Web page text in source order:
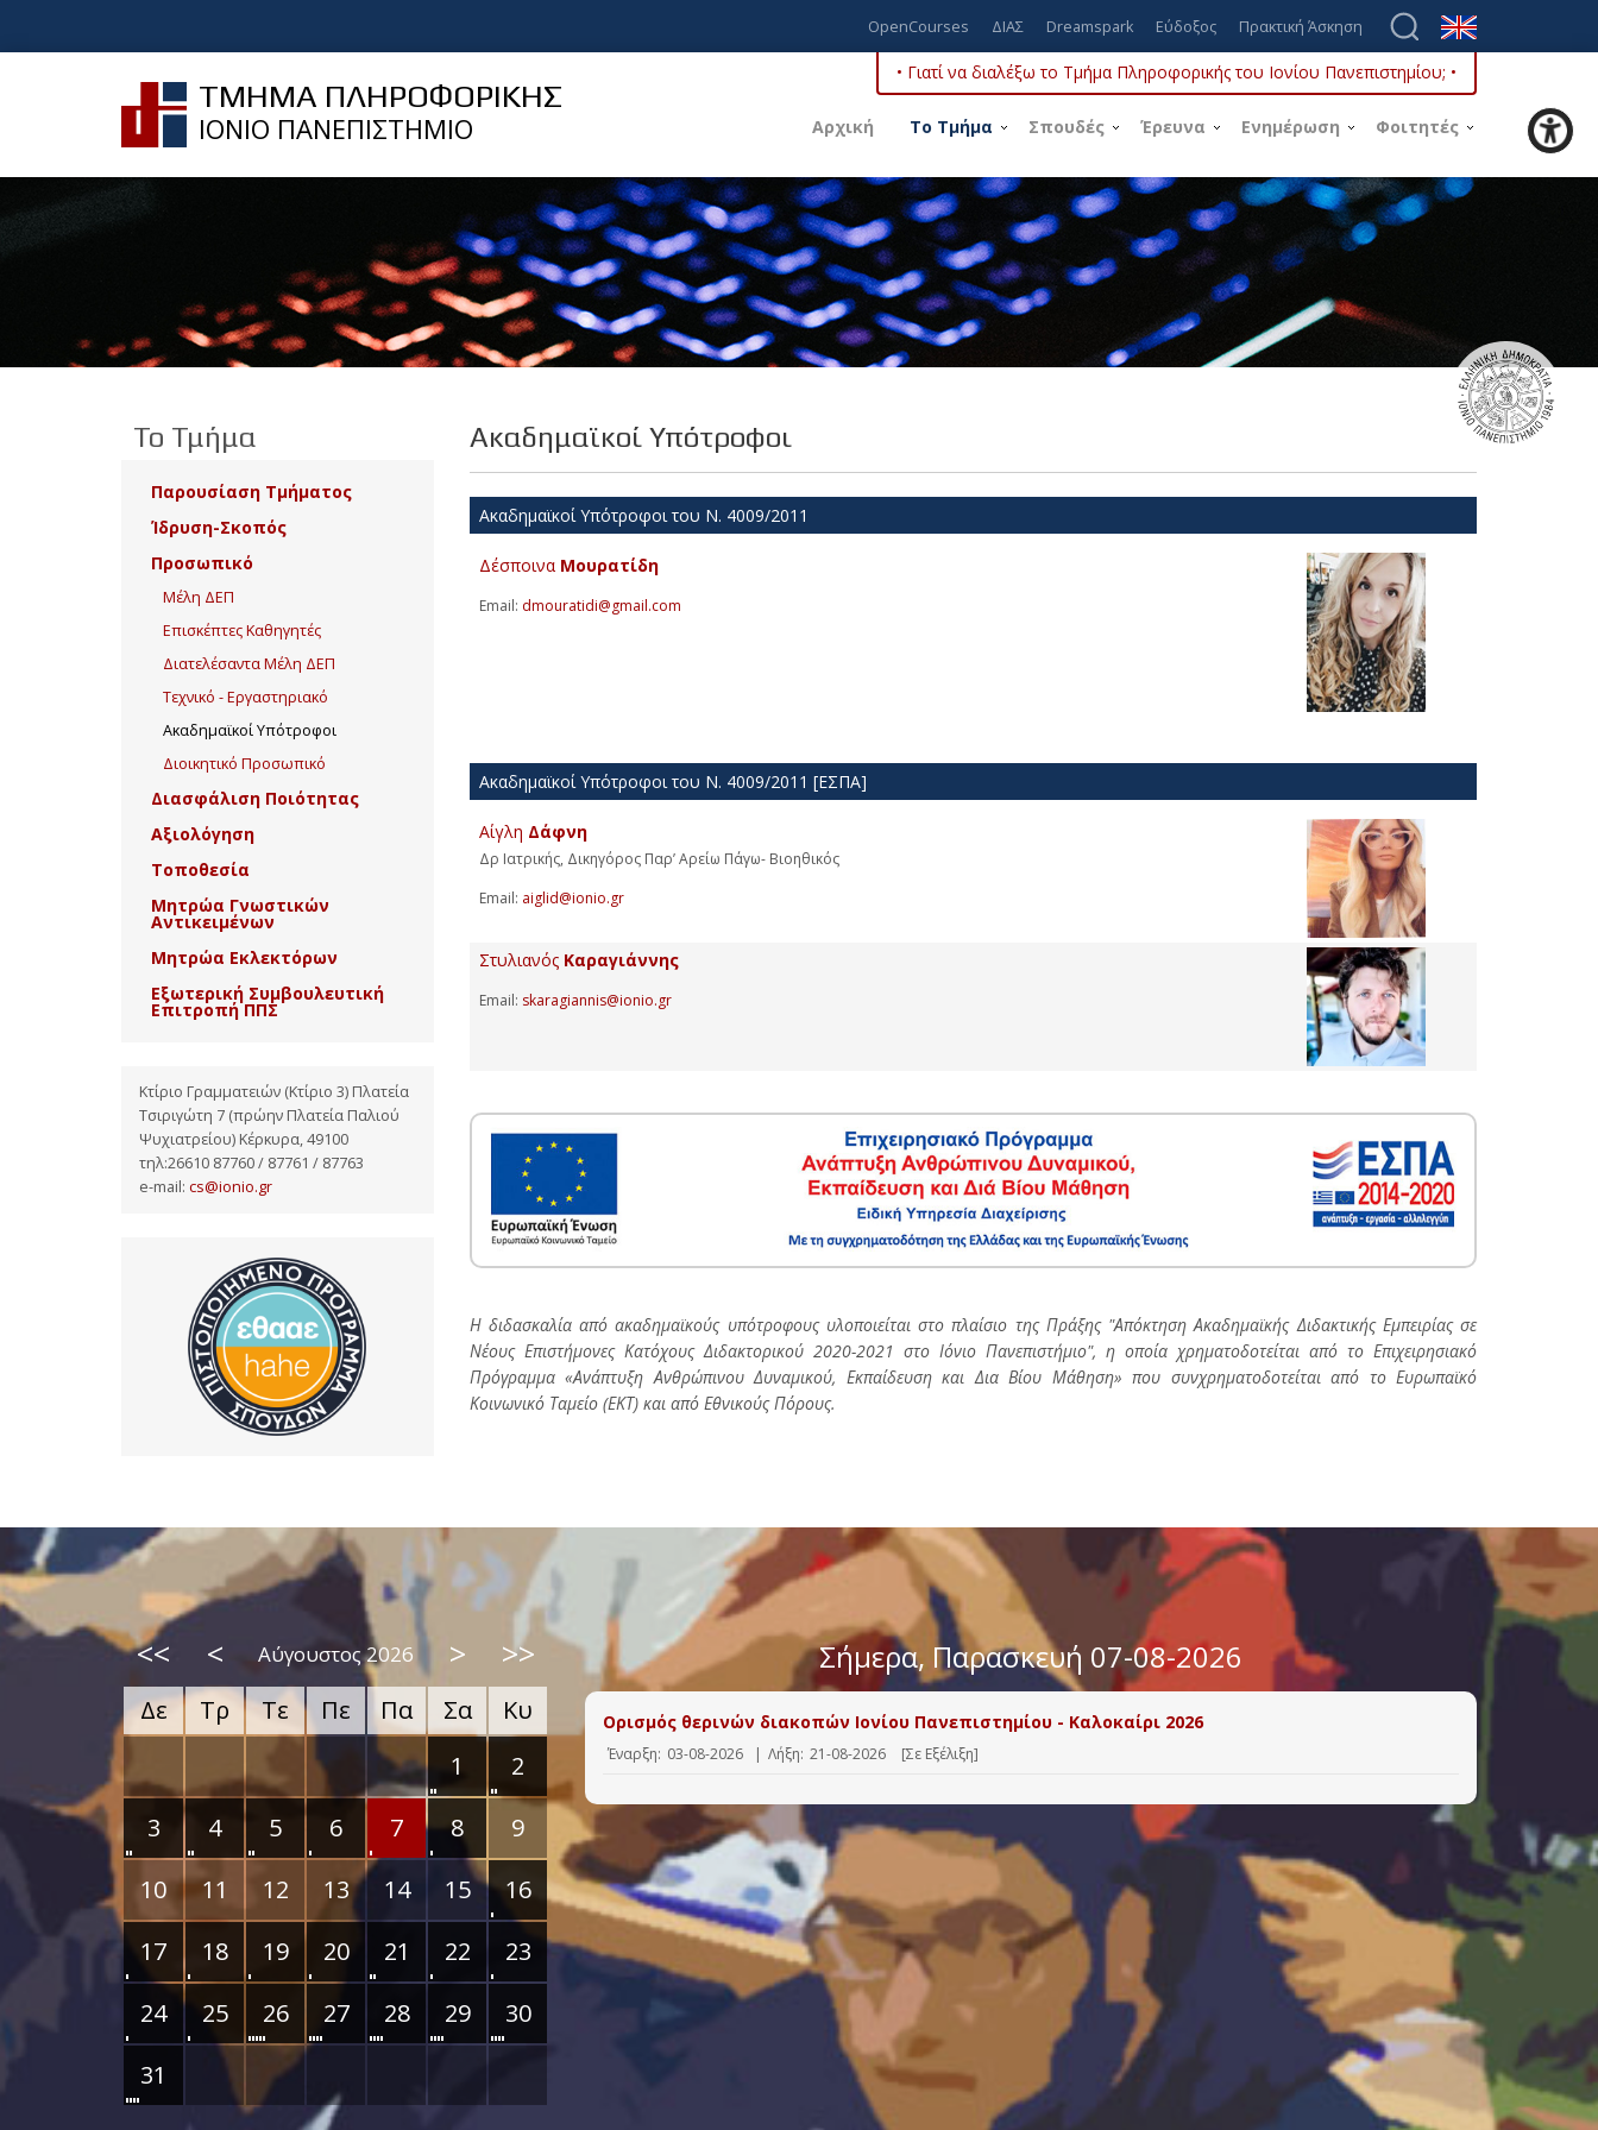
OpenCourses ΔΙΑΣ Dreamspark Εύδοξος Πρακτική Άσκηση
ΤΜΗΜΑ ΠΛΗΡΟΦΟΡΙΚΗΣ
ΙΟΝΙΟ ΠΑΝΕΠΙΣΤΗΜΙΟ
• Γιατί να διαλέξω το Τμήμα Πληροφορικής του Ιονίου Πανεπιστημίου; •
Αρχική Το Τμήμα Σπουδές Έρευνα Ενημέρωση Φοιτητές
Ακαδημαϊκοί Υπότροφοι
Ακαδημαϊκοί Υπότροφοι του Ν. 4009/2011
Δέσποινα Μουρατίδη
Email: dmouratidi@gmail.com
Ακαδημαϊκοί Υπότροφοι του Ν. 4009/2011 [ΕΣΠΑ]
Αίγλη Δάφνη
Δρ Ιατρικής, Δικηγόρος Παρ’ Αρείω Πάγω- Βιοηθικός
Email: aiglid@ionio.gr
Στυλιανός Καραγιάννης
Email: skaragiannis@ionio.gr
Η διδασκαλία από ακαδημαϊκούς υπότροφους υλοποιείται στο πλαίσιο της Πράξης "Απόκτηση Ακαδημαϊκής Διδακτικής Εμπειρίας σε
Νέους Επιστήμονες Κατόχους Διδακτορικού 2020-2021 στο Ιόνιο Πανεπιστήμιο", η οποία χρηματοδοτείται από το Επιχειρησιακό
Πρόγραμμα «Ανάπτυξη Ανθρώπινου Δυναμικού, Εκπαίδευση και Δια Βίου Μάθηση» που συνχρηματοδοτείται από το Ευρωπαϊκό
Κοινωνικό Ταμείο (ΕΚΤ) και από Εθνικούς Πόρους.
Το Τμήμα
Παρουσίαση Τμήματος
Ίδρυση-Σκοπός
Προσωπικό
Μέλη ΔΕΠ
Επισκέπτες Καθηγητές
Διατελέσαντα Μέλη ΔΕΠ
Τεχνικό - Εργαστηριακό
Ακαδημαϊκοί Υπότροφοι
Διοικητικό Προσωπικό
Διασφάλιση Ποιότητας
Αξιολόγηση
Τοποθεσία
Μητρώα Γνωστικών
Αντικειμένων
Μητρώα Εκλεκτόρων
Εξωτερική Συμβουλευτική
Επιτροπή ΠΠΣ
Κτίριο Γραμματειών (Κτίριο 3) Πλατεία
Τσιριγώτη 7 (πρώην Πλατεία Παλιού
Ψυχιατρείου) Κέρκυρα, 49100
τηλ:26610 87760 / 87761 / 87763
e-mail: cs@ionio.gr
<< < Αύγουστος 2026 > >>
Δε Τρ Τε Πε Πα Σα
Κυ
1
2
3
4 5 6 7 8
9
10
11 12 13 14 15
16
17
18 19 20 21 22
23
24
25 26 27 28 29
30
31
Σήμερα, Παρασκευή 07-08-2026
Ορισμός θερινών διακοπών Ιονίου Πανεπιστημίου - Καλοκαίρι 2026
Έναρξη: 03-08-2026 | Λήξη: 21-08-2026 [Σε Εξέλιξη]